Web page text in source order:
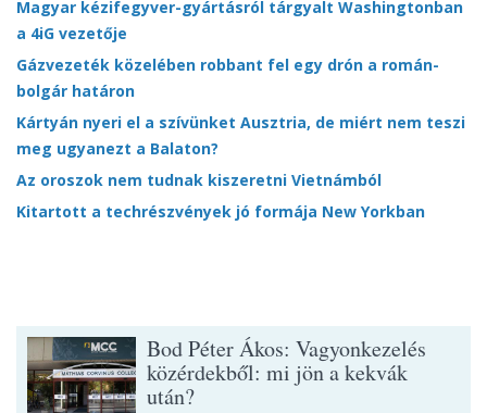
Magyar kézifegyver-gyártásról tárgyalt Washingtonban
a 4iG vezetője
Gázvezeték közelében robbant fel egy drón a román-
bolgár határon
Kártyán nyeri el a szívünket Ausztria, de miért nem teszi
meg ugyanezt a Balaton?
Az oroszok nem tudnak kiszeretni Vietnámból
Kitartott a techrészvények jó formája New Yorkban
Bod Péter Ákos: Vagyonkezelés
közérdekből: mi jön a kekvák
után?